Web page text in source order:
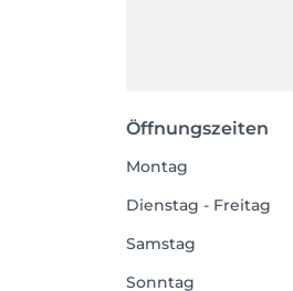
Öffnungszeiten
Montag
Dienstag - Freitag
Samstag
Sonntag